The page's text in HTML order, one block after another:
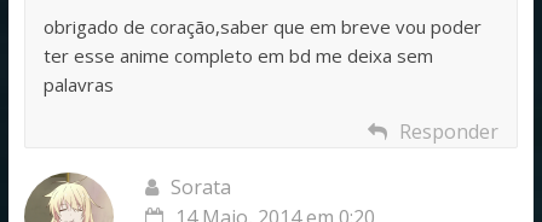
obrigado de coração,saber que em breve vou poder
ter esse anime completo em bd me deixa sem
palavras
Responder
Sorata